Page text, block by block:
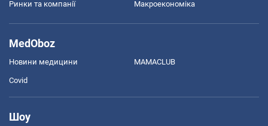
Ринки та компанії Макроекономіка
MedOboz
Новини медицини MAMACLUB
Covid
Шоу